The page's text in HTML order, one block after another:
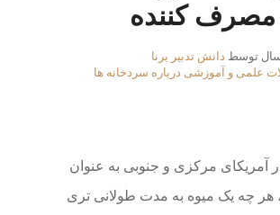
مصرف کننده
توسط دانش تدبیر برنا
علمی و آموزشی درباره سردخانه ها
آمریکای مرکزی و جنوبی به عنوان
هر چه یک میوه به مدت طولانی تری